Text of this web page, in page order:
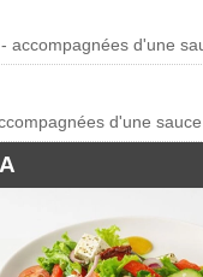
accompagnées d'une
d'une